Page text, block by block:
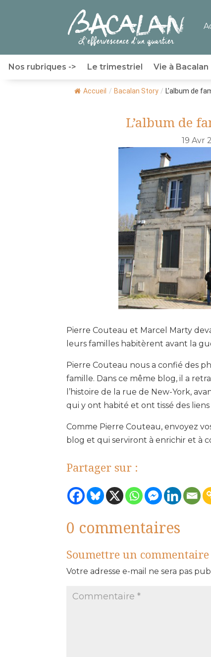
Nos rubriques -> Le trimestriel Vie à Bacalan
Accueil / Bacalan Story / L’album de
L’album de
19 Avr
Pierre Couteau et Marcel Marty
leurs familles habitèrent avant la
Pierre Couteau nous a confié des
famille. Dans ce même blog, il a
l’histoire de la rue de New-York,
qui y ont habité et ont tissé des
Comme Pierre Couteau, envoyez
blog et qui serviront à enrichir et à
Partager sur :
0 commentaires
Soumettre un commentaire
Votre adresse e-mail ne sera pas